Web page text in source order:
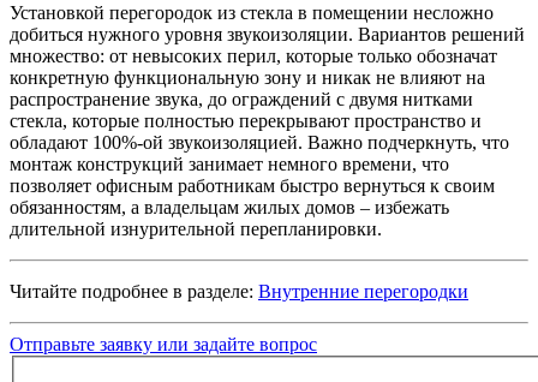
Установкой перегородок из стекла в помещении несложно
добиться нужного уровня звукоизоляции. Вариантов решений
множество: от невысоких перил, которые только обозначат
конкретную функциональную зону и никак не влияют на
распространение звука, до ограждений с двумя нитками
стекла, которые полностью перекрывают пространство и
обладают 100%-ой звукоизоляцией. Важно подчеркнуть, что
монтаж конструкций занимает немного времени, что
позволяет офисным работникам быстро вернуться к своим
обязанностям, а владельцам жилых домов – избежать
длительной изнурительной перепланировки.
Читайте подробнее в разделе: Внутренние перегородки
Отправьте заявку или задайте вопрос